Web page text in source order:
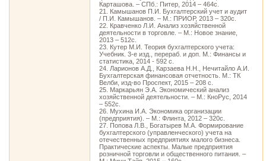
Карташова. – СПб.: Питер, 2014 – 464с.
21. Камышанов П.И. Бухгалтерский учет и аудит
/ П.И. Камышанов. – М.: ПРИОР, 2013 – 320с.
22. Кравченко Л.И. Анализ хозяйственной
деятельности в торговле. – М.: Новое знание,
2013 – 512с.
23. Кутер М.И. Теория бухгалтерского учета:
Учебник. 3-е изд., перераб. и доп. М.: Финансы и
статистика, 2014 - 592 с.
24. Ларионов А.Д., Карзаева Н.Н., Нечитайло А.И.
Бухгалтерская финансовая отчетность. М.: ТК
Велби, изд-во Проспект, 2015 – 208 с.
25. Маркарьян Э.А. Экономический анализ
хозяйственной деятельности. – М.: КноРус, 2014
– 552с.
26. Мухина И.А. Экономика организации
(предприятия). – М.: Флинта, 2012 – 320с.
27. Попова Л.В., Богатырев М.А. Формирование
бухгалтерского (управленческого) учета на
отечественных предприятиях малого бизнеса.
Практические аспекты. Малые предприятия
розничной торговли и общественного питания. –